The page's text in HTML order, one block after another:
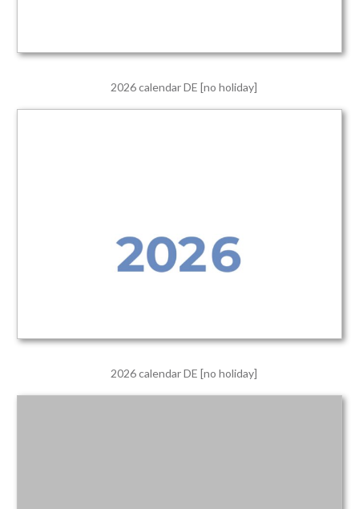
2026 calendar DE [no holiday]
2026 calendar DE [no holiday]